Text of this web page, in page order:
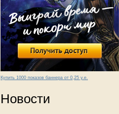
Купить 1000 показов баннера от 0,25 у.е.
Новости